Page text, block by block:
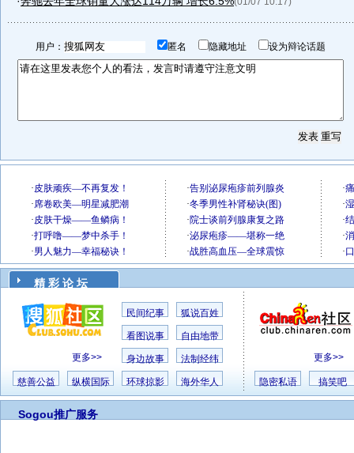
用户： 匿名 隐藏地址 设为辩论话题
精 彩 论 坛
更多>>
民间纪事 狐说百姓
看图说事 自由地带
身边故事 法制经纬
慈善公益 纵横国际 环球掠影 海外华人
更多>>
隐密私语 搞笑吧
Sogou推广服务